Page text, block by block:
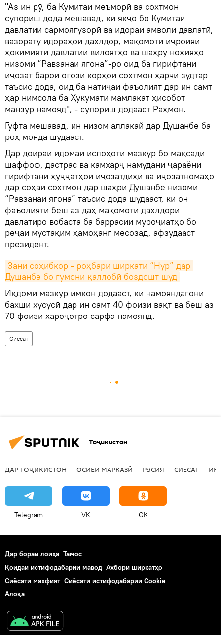
"Аз ин рӯ, ба Кумитаи меъморӣ ва сохтмон
супориш дода мешавад, ки якҷо бо Кумитаи
давлатии сармоягузорӣ ва идораи амволи давлатӣ,
вазорату идораҳои дахлдор, мақомоти иҷроияи
ҳокимияти давлатии вилоятҳо ва шаҳру ноҳияҳо
низоми “Равзанаи ягона”-ро оид ба гирифтани
иҷозат барои оғози корҳои сохтмон ҳарчи зудтар
таъсис дода, оид ба натиҷаи фаъолият дар ин самт
ҳар нимсола ба Ҳукумати мамлакат ҳисобот
манзур намояд", - супориш додааст Раҳмон.
Гуфта мешавад, ин низом аллакай дар Душанбе ба
роҳ монда шудааст.
Дар доираи идомаи ислоҳоти мазкур бо мақсади
шаффоф, дастрас ва камхарҷ намудани ҷараёни
гирифтани ҳуҷҷатҳои иҷозатдиҳӣ ва иҷозатномаҳо
дар соҳаи сохтмон дар шаҳри Душанбе низоми
“Равзанаи ягона” таъсис дода шудааст, ки он
фаъолияти беш аз даҳ мақомоти дахлдори
давлатиро вобаста ба баррасии муроҷиатҳо бо
реҷаи мустақим ҳамоҳанг месозад, афзудааст
президент.
Зани соҳибкор - роҳбари ширкати “Нур” дар
Душанбе бо гумони қаллобӣ боздошт шуд
Иқдоми мазкур имкон додааст, ки намояндагони
бахши хусусӣ дар ин самт 40 фоизи вақт ва беш аз
70 фоизи хароҷотро сарфа намоянд.
Сиёсат
Тоҷикистон
ДАР ТОҶИКИСТОН ОСИЁИ МАРКАЗӢ РУСИЯ СИЁСАТ
Telegram VK OK
Дар бораи лоиҳа Тамос
Қоидаи истифодабарии мавод Ахбори ширкатҳо
Сиёсати махфият Сиёсати истифодабарии Cookie
Алоқа